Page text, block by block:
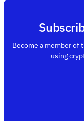
Become a member of
using